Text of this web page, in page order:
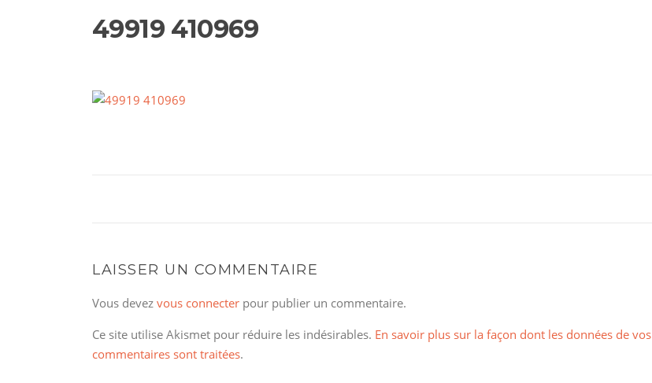
49919 410969
LAISSER UN COMMENTAIRE
Vous devez vous connecter pour publier un commentaire.
Ce site utilise Akismet pour réduire les indésirables. En savoir plus sur la façon dont les données de vos
commentaires sont traitées.